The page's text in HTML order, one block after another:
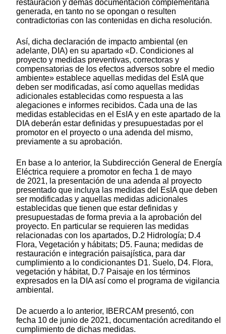
restauración y demás documentación complementaria
generada, en tanto no se opongan o resulten
contradictorias con las contenidas en dicha resolución.
Así, dicha declaración de impacto ambiental (en
adelante, DIA) en su apartado «D. Condiciones al
proyecto y medidas preventivas, correctoras y
compensatorias de los efectos adversos sobre el medio
ambiente» establece aquellas medidas del EsIA que
deben ser modificadas, así como aquellas medidas
adicionales establecidas como respuesta a las
alegaciones e informes recibidos. Cada una de las
medidas establecidas en el EsIA y en este apartado de la
DIA deberán estar definidas y presupuestadas por el
promotor en el proyecto o una adenda del mismo,
previamente a su aprobación.
En base a lo anterior, la Subdirección General de Energía
Eléctrica requiere a promotor en fecha 1 de mayo
de 2021, la presentación de una adenda al proyecto
presentado que incluya las medidas del EsIA que deben
ser modificadas y aquellas medidas adicionales
establecidas que tienen que estar definidas y
presupuestadas de forma previa a la aprobación del
proyecto. En particular se requieren las medidas
relacionadas con los apartados, D.2 Hidrología; D.4
Flora, Vegetación y hábitats; D5. Fauna; medidas de
restauración e integración paisajística, para dar
cumplimiento a lo condicionantes D1. Suelo, D4. Flora,
vegetación y hábitat, D.7 Paisaje en los términos
expresados en la DIA así como el programa de vigilancia
ambiental.
De acuerdo a lo anterior, IBERCAM presentó, con
fecha 10 de junio de 2021, documentación acreditando el
cumplimiento de dichas medidas.